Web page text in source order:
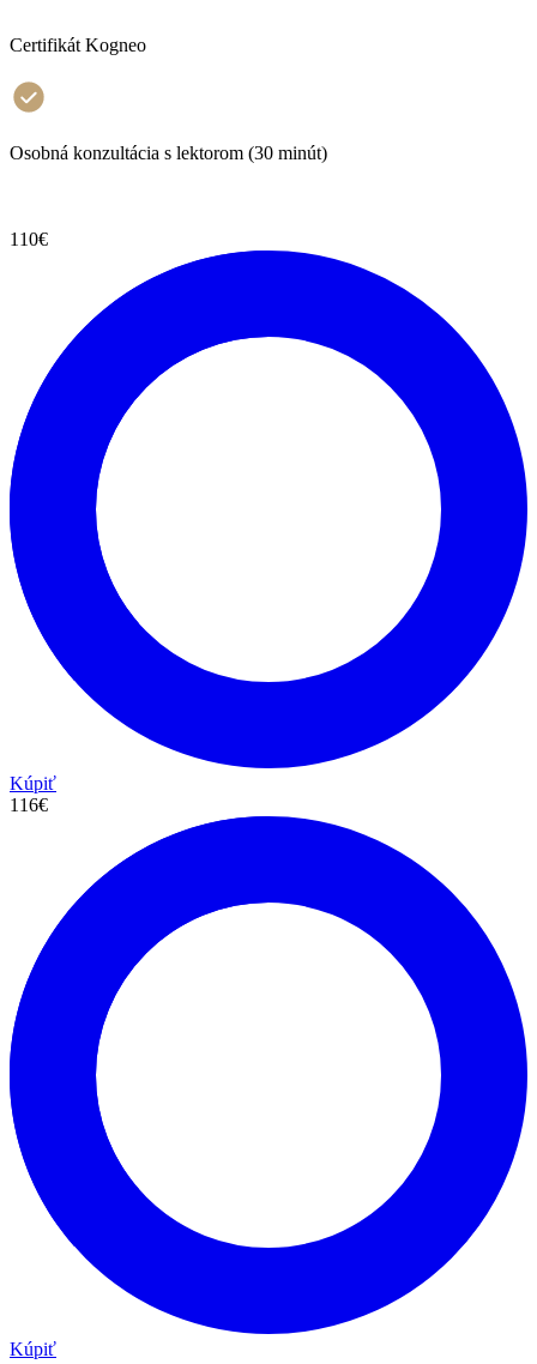
Certifikát Kogneo
Osobná konzultácia s lektorom (30 minút)
110€
Kúpiť
116€
Kúpiť